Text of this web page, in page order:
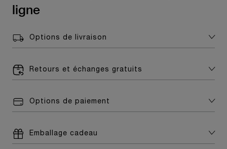
ligne
Options de livraison
Retours et échanges gratuits
Options de paiement
Emballage cadeau